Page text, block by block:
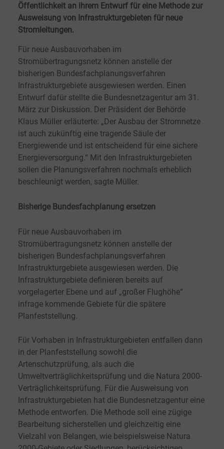
Öffentlichkeit an ihrem Entwurf für eine Methode zur
Ausweisung von Infrastrukturgebieten für neue
Stromleitungen.
Für neue Ausbauvorhaben im
Stromübertragungsnetz können anstelle der
bisherigen Bundesfachplanungsverfahren
Infrastrukturgebiete ausgewiesen werden. Einen
Entwurf dafür stellte die Bundesnetzagentur am 31.
März zur Diskussion. Der Präsident der Behörde
Klaus Müller erläuterte: „Der Ausbau der Stromnetze
ist auch zukünftig eine tragende Säule der
Energiewende und ist entscheidend für eine sichere
Energieversorgung.“ Mit den Infrastrukturgebieten
sollen die Planungsverfahren nochmals erheblich
beschleunigt werden, sagte Müller.
Bisherige Bundesfachplanung ersetzen
Für neue Ausbauvorhaben im
Stromübertragungsnetz können anstelle der
bisherigen Bundesfachplanungsverfahren
Infrastrukturgebiete ausgewiesen werden. Die
Infrastrukturgebiete definieren bereits auf
vorgelagerter Ebene und auf „großer Flughöhe“
infrage kommende Gebiete für die spätere
Planfeststellung.
Für Vorhaben in Infrastrukturgebieten entfallen dann
in der Planfeststellung sowohl die
Artenschutzprüfung, als auch die
Umweltverträglichkeitsprüfung und die Natura 2000-
Verträglichkeitsprüfung. Für die Ausweisung von
Infrastrukturgebieten hat die Bundesnetzagentur eine
Methode entworfen. Die Methode soll eine zügige
Bearbeitung sicherstellen und gleichzeitig eine
Vielzahl von Belangen, wie beispielsweise Natura